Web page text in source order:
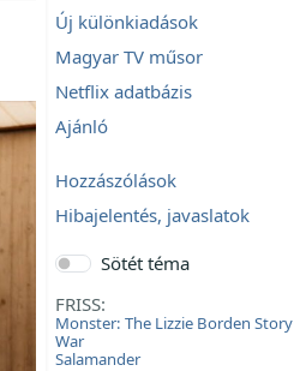
Új különkiadások
Magyar TV műsor
Netflix adatbázis
Ajánló
Hozzászólások
Hibajelentés, javaslatok
Sötét téma
FRISS:
Monster: The Lizzie Borden Story
War
Salamander